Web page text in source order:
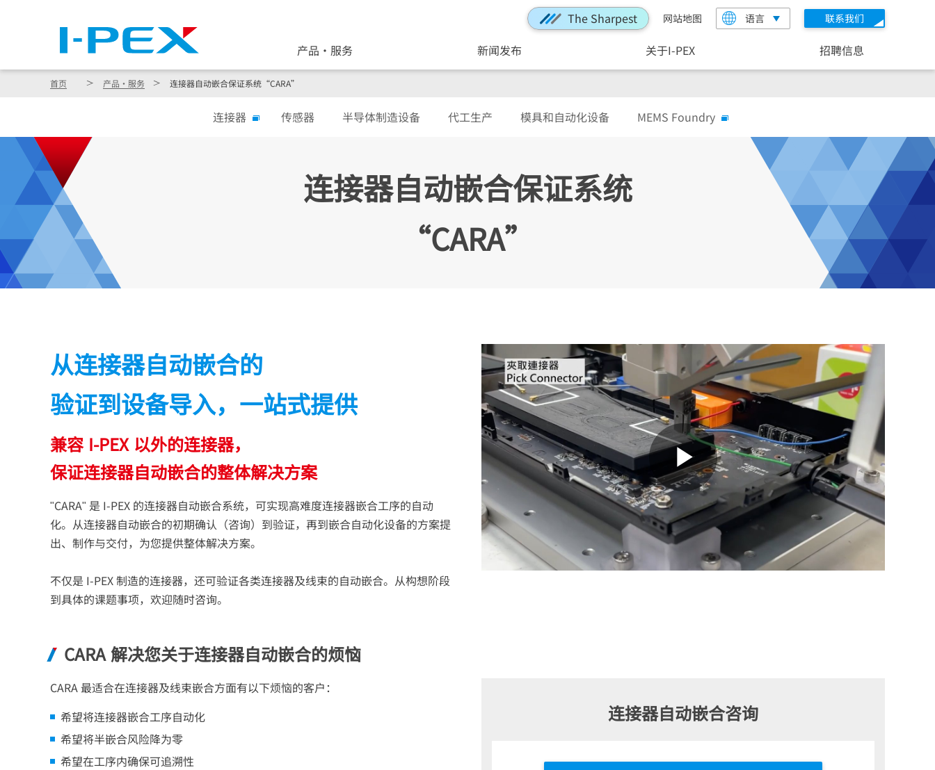
The Sharpest 网站地图 语言 联系我们
产品・服务 新闻发布 关于I-PEX 招聘信息
首页 产品・服务 连接器自动嵌合保证系统“CARA”
连接器 传感器 半导体制造设备 代工生产 模具和自动化设备 MEMS Foundry
连接器自动嵌合保证系统
“CARA”
从连接器自动嵌合的
验证到设备导入，一站式提供
兼容 I-PEX以外的连接器，
保证连接器自动嵌合的整体解决方案
"CARA" 是 I-PEX 的连接器自动嵌合系统，可实现高难度连接器嵌合工序的自动
化。从连接器自动嵌合的初期确认（咨询）到验证，再到嵌合自动化设备的方案提
出、制作与交付，为您提供整体解决方案。
不仅是 I-PEX制造的连接器，还可验证各类连接器及线束的自动嵌合。从构想阶段
到具体的课题事项，欢迎随时咨询。
Play
Video
CARA 解决您关于连接器自动嵌合的烦恼
CARA 最适合在连接器及线束嵌合方面有以下烦恼的客户：
希望将连接器嵌合工序自动化
希望将半嵌合风险降为零
希望在工序内确保可追溯性
连接器自动嵌合咨询